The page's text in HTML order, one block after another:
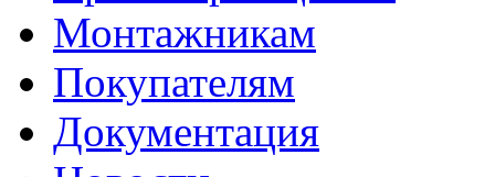
Монтажникам
Покупателям
Документация